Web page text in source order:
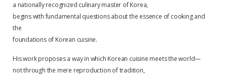
a nationally recognized culinary master of Korea,
begins with fundamental questions about the essence of cooking and
the
foundations of Korean cuisine.
His work proposes a way in which Korean cuisine meets the world—
not through the mere reproduction of tradition,